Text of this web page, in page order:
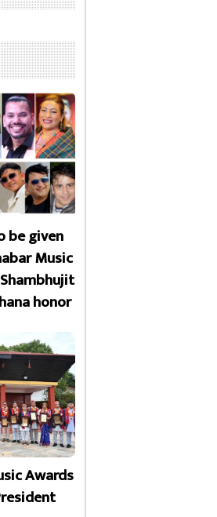
be given
Music
honor
Awards